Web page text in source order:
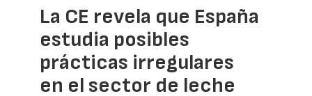
La CE revela que España
estudia posibles
prácticas irregulares
en el sector de leche